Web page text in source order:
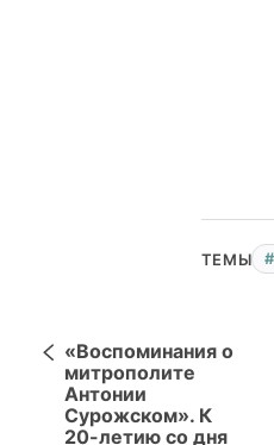
ТЕМЫ
«Воспоминания о
митрополите
Антонии
Сурожском». К
20-летию со дня